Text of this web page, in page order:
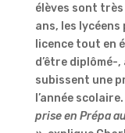
élèves sont très
ans, les
licence tout en
d’être diplômé-,
subissent une
l’année scolaire.
prise en Prépa